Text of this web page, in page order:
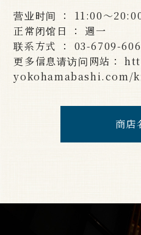
营业时间 ： 11:00〜
正常闭馆日 ： 週一
联系方式 ： 03-6709-
更多信息请访问网站：
yokohamabashi.com/
商店